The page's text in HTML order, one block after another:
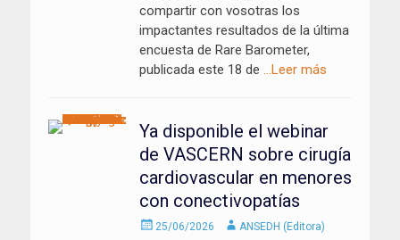
compartir con vosotras los
impactantes resultados de la última
encuesta de Rare Barometer,
publicada este 18 de …Leer más
Ya disponible el webinar
de VASCERN sobre cirugía
cardiovascular en menores
con conectivopatías
Enviado
25/06/2026 AutorANSEDH (Editora)